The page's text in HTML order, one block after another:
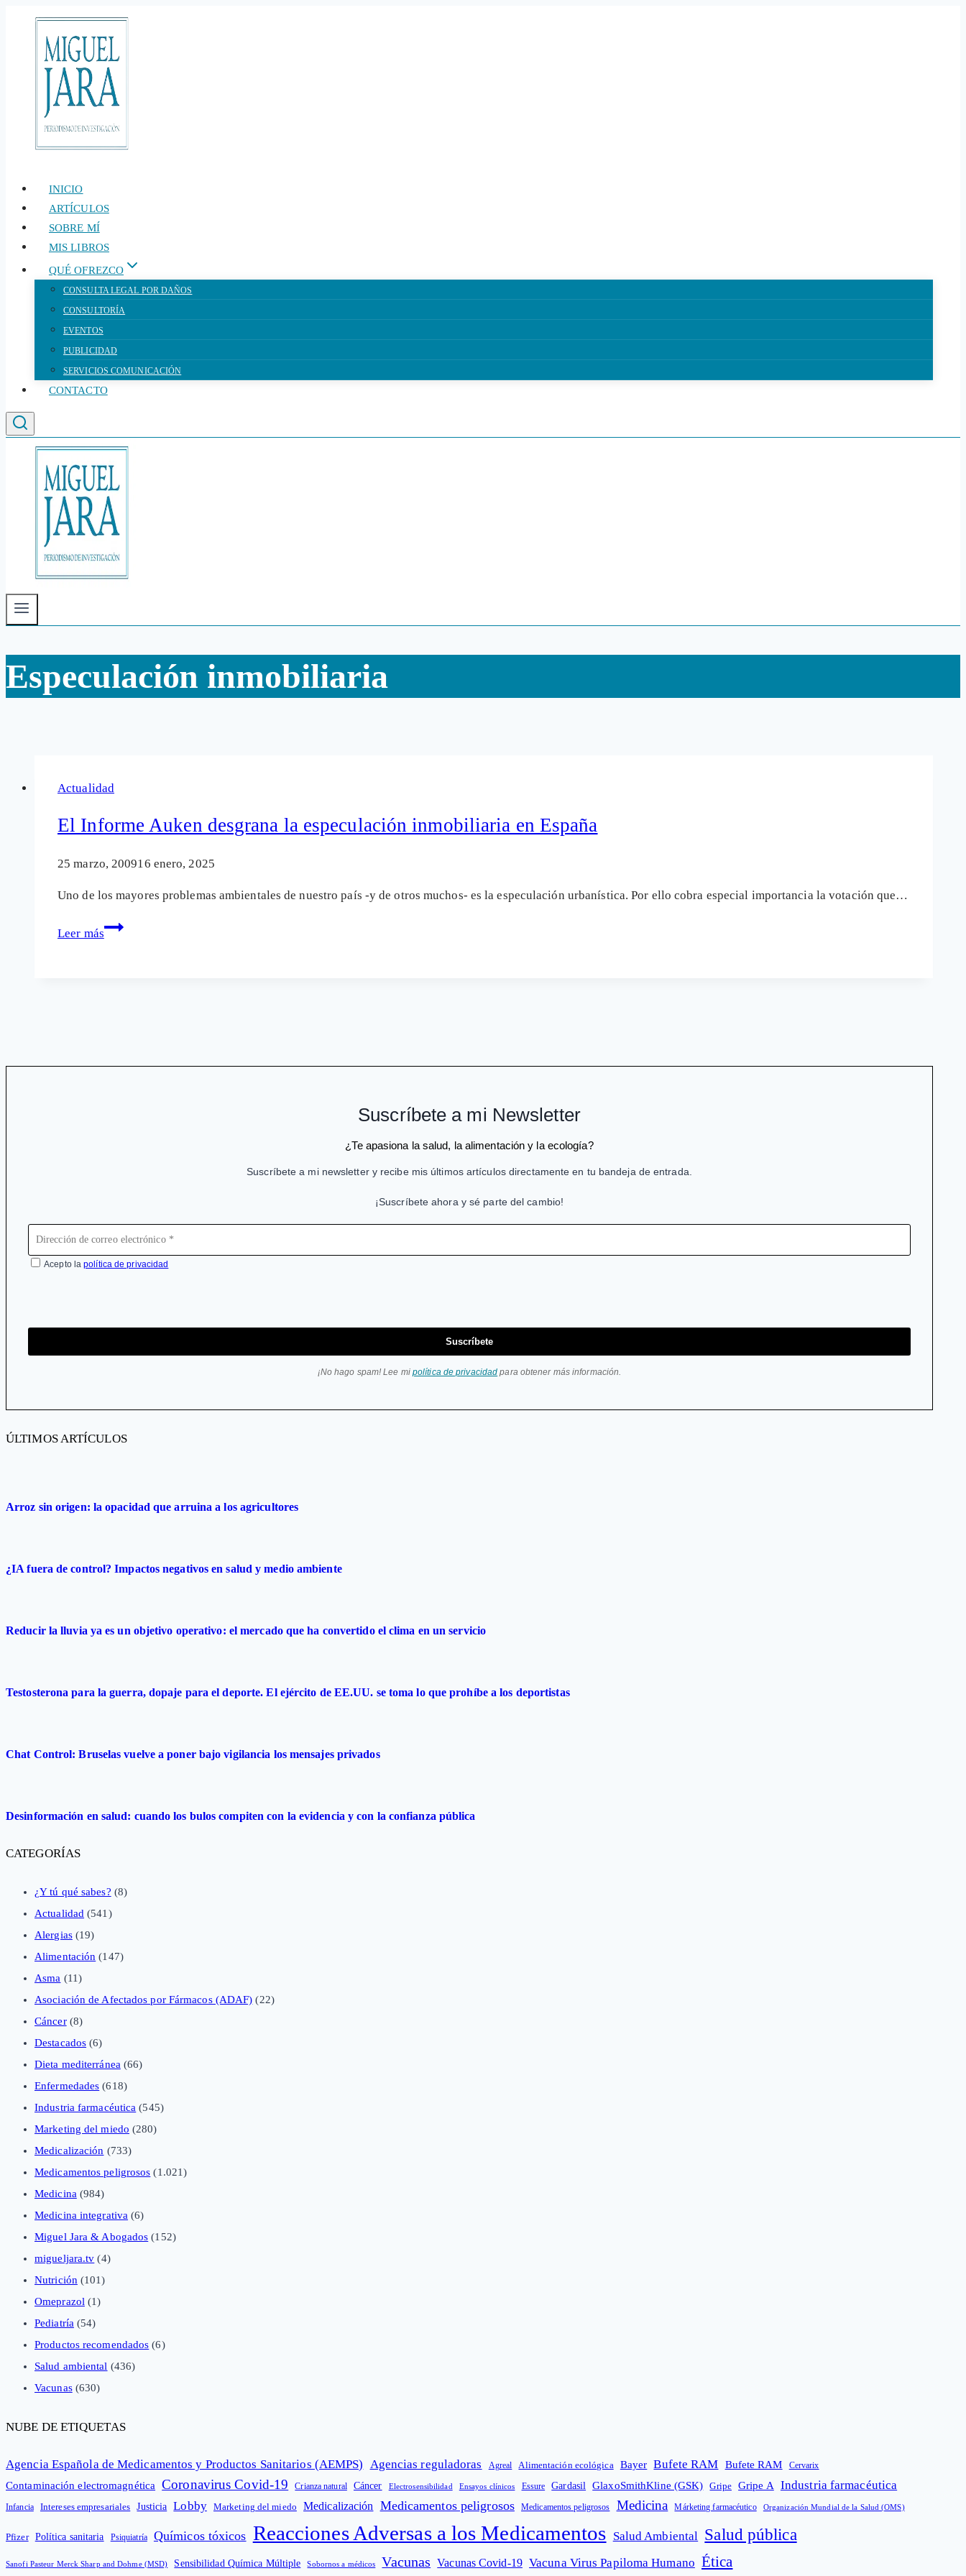
contenido
INICIO
ARTÍCULOS
SOBRE MÍ
MIS LIBROS
QUÉ OFREZCO
CONSULTA LEGAL POR DAÑOS
CONSULTORÍA
EVENTOS
PUBLICIDAD
SERVICIOS COMUNICACIÓN
CONTACTO
Especulación inmobiliaria
Actualidad
El Informe Auken desgrana la especulación inmobiliaria en España
25 marzo, 200916 enero, 2025
Uno de los mayores problemas ambientales de nuestro país -y de otros muchos- es la especulación urbanística. Por ello cobra especial importancia la votación que…
Leer más
El
Suscríbete a mi Newsletter
¿Te apasiona la salud, la alimentación y la ecología?
Suscríbete a mi newsletter y recibe mis últimos artículos directamente en tu bandeja de entrada.
¡Suscríbete ahora y sé parte del cambio!
Acepto lapolítica de privacidad
Suscríbete
¡No hago spam! Lee mi política de privacidad para obtener más información.
ÚLTIMOS ARTÍCULOS
Arroz sin origen: la opacidad que arruina a los agricultores
¿IA fuera de control? Impactos negativos en salud y medio ambiente
Reducir la lluvia ya es un objetivo operativo: el mercado que ha convertido el clima en un servicio
Testosterona para la guerra, dopaje para el deporte. El ejército de EE.UU. se toma lo que prohíbe a los deportistas
Chat Control: Bruselas vuelve a poner bajo vigilancia los mensajes privados
Desinformación en salud: cuando los bulos compiten con la evidencia y con la confianza pública
CATEGORÍAS
¿Y tú qué sabes? (8)
Actualidad (541)
Alergias(19)
Alimentación (147)
Asma (11)
Asociación de Afectados por Fármacos (ADAF) (22)
Cáncer(8)
Destacados (6)
Dieta mediterránea(66)
Enfermedades (618)
Industria farmacéutica (545)
Marketing del miedo (280)
Medicalización (733)
Medicamentos peligrosos (1.021)
Medicina(984)
Medicina integrativa (6)
Miguel Jara & Abogados (152)
migueljara.tv (4)
Nutrición(101)
Omeprazol(1)
Pediatría(54)
Productos recomendados (6)
Salud ambiental (436)
Vacunas(630)
NUBE DE ETIQUETAS
Agencia Española de Medicamentos y Productos Sanitarios (AEMPS) Agencias reguladoras Agreal Alimentación ecológica Bayer Bufete RAM Bufete RAM Cervarix
Contaminación electromagnética Coronavirus Covid-19 Crianza natural Cáncer Electrosensibilidad Ensayos clínicos Essure Gardasil GlaxoSmithKline (GSK) Gripe Gripe A Industria farmacéutica
Infancia Intereses empresariales Justicia Lobby Marketing del miedo Medicalización Medicamentos peligrosos Medicamentos peligrosos Medicina Márketing farmacéutico Organización Mundial de la Salud (OMS)
Pfizer Política sanitaria Psiquiatría Químicos tóxicos Reacciones Adversas a los Medicamentos Salud Ambiental Salud pública
Sanofi Pasteur Merck Sharp and Dohme (MSD) Sensibilidad Química Múltiple Sobornos a médicos Vacunas Vacunas Covid-19 Vacuna Virus Papiloma Humano Ética